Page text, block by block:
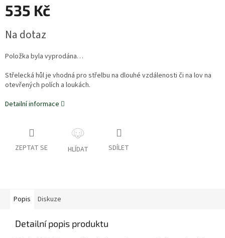
535 Kč
cena:
Na dotaz
Položka byla vyprodána…
Střelecká hůl je vhodná pro střelbu na dlouhé vzdálenosti či na lov na
otevřených polích a loukách.
Detailní informace
ZEPTAT SE HLÍDAT SDÍLET
Popis Diskuze
Detailní popis produktu